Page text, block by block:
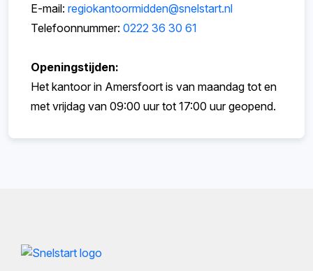
E-mail: regiokantoormidden@snelstart.nl
Telefoonnummer: 0222 36 30 61
Openingstijden:
Het kantoor in Amersfoort is van maandag tot en
met vrijdag van 09:00 uur tot 17:00 uur geopend.